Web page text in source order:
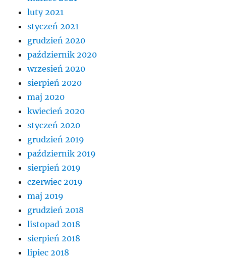
luty 2021
styczeń 2021
grudzień 2020
październik 2020
wrzesień 2020
sierpień 2020
maj 2020
kwiecień 2020
styczeń 2020
grudzień 2019
październik 2019
sierpień 2019
czerwiec 2019
maj 2019
grudzień 2018
listopad 2018
sierpień 2018
lipiec 2018